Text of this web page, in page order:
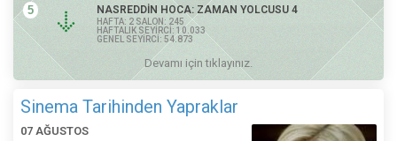
5 NASREDDİN HOCA: ZAMAN YOLCUSU 4
HAFTA: 2 SALON: 245
HAFTALIK SEYİRCİ: 10.033
GENEL SEYİRCİ: 54.873
Devamı için tıklayınız.
Sinema Tarihinden Yapraklar
07 AĞUSTOS